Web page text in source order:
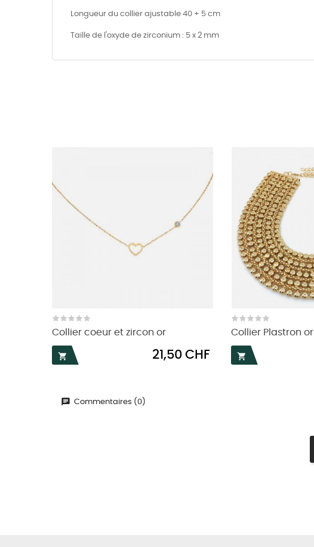
Longueur du collier ajustable 40 + 5 cm
Taille de l'oxyde de zirconium : 5 x 2 mm
Collier coeur et zircon or

Prix
21,50 CHF
Collier Plastron or

Commentaires (0)